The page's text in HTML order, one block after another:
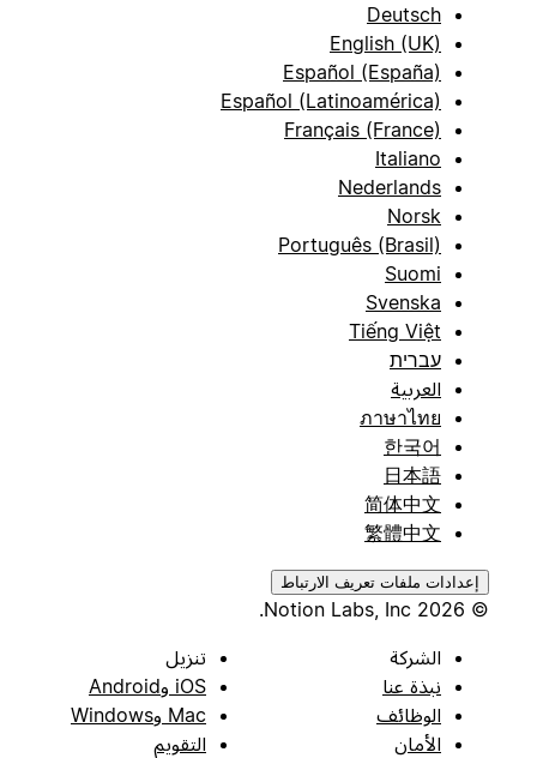
Deutsch
English (UK)
Español (España)
Español (Latinoamérica)
Français (France)
Italiano
Nederlands
Norsk
Português (Brasil)
Suomi
Svenska
Tiếng Việt
עברית
العربية
ภาษาไทย
한국어
日本語
简体中文
繁體中文
إعدادات ملفات تعريف الارتباط
الشركة
نبذة عنا
الوظائف
الأمان
تنزيل
iOS وAndroid
Mac وWindows
التقويم